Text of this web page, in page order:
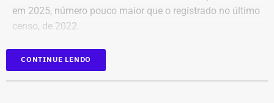
“João Drumond recebeu com perplexidade e revolta a
como bacharel de direito pela PUC-RJ, tem certeza que as
ilações colocadas na peça serão rechaçadas pela
Justiça.
em 2025, número pouco maior que o registrado no último
censo, de 2022.
De acordo com a pesquisa, foram seis casos de
letalidade violenta registrados em 2015, número que
CONTINUE LENDO